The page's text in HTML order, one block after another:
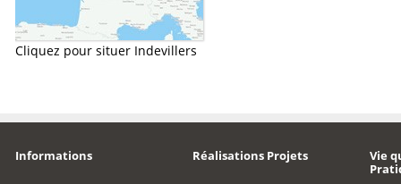
Cliquez pour situer Indevillers
Informations Réalisations Projets
Vie